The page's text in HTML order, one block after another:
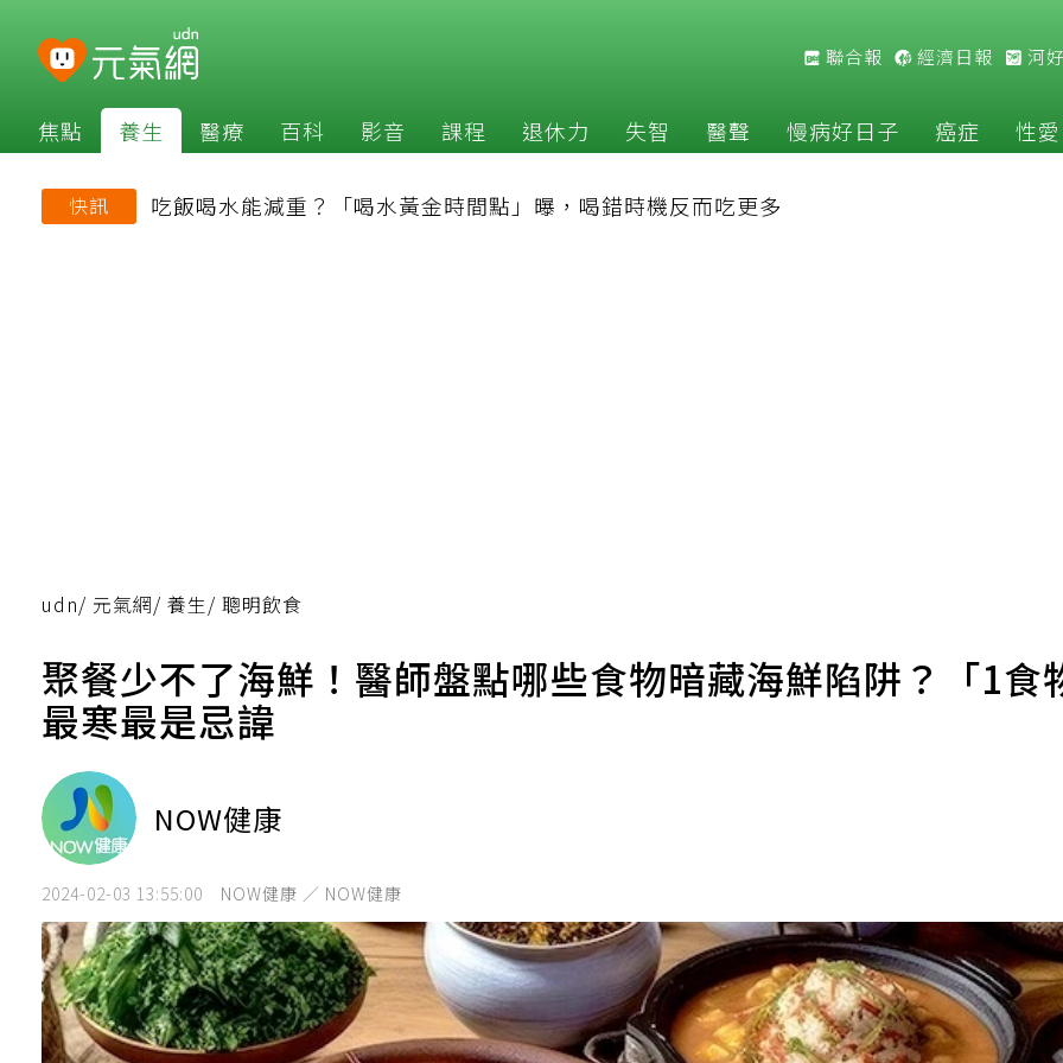
聯合報 經濟日報 河
焦點 養生 醫療 百科 影音 課程 退休力 失智 醫聲 慢病好日子 癌症 性愛
快訊 吃飯喝水能減重？「喝水黃金時間點」曝，喝錯時機反而吃更多
udn/ 元氣網/ 養生/ 聰明飲食
聚餐少不了海鮮！醫師盤點哪些食物暗藏海鮮陷阱？「1食
最寒最是忌諱
NOW健康
2024-02-03 13:55:00 NOW健康 ／ NOW健康